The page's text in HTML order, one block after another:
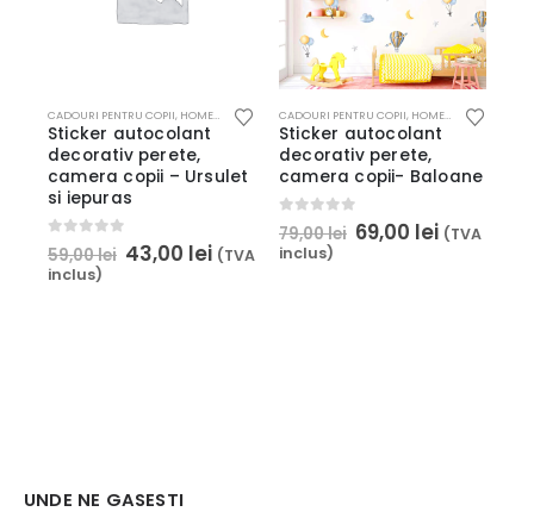
CADOURI PENTRU COPII, HOME & DECO STICKERE DECORATIVE
Sticker autocolant
decorativ perete,
camera copii – Ursulet
si iepuras
0 out of 5
59,00lei 43,00 lei (TVA
inclus)
CADOURI PENTRU COPII, HOME & DECO
Sticker autocolant
decorativ perete,
camera copii- Baloane
0 out of 5
79,00lei 69,00 lei (TVA
inclus)
UNDE NE GASESTI